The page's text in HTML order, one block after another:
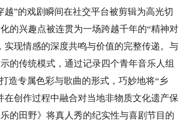
”的戏剧瞬间在社交平台被剪辑为高光切
的兴趣点被连贯为一场跨越千年的“精神对
现情感的深度共鸣与价值的完整传递。与
的传统模式，通过记录四个青年音乐人组
造专属色彩与歌曲的形式，巧妙地将“乡
创作过程中融合对当地非物质文化遗产保
的田野》将真人秀的纪实性与喜剧节目的